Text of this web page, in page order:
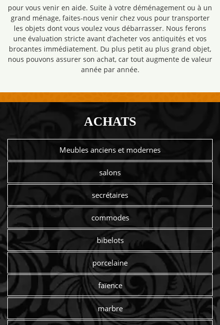
pour vous venir en aide. Suite à votre déménagement ou à un
grand ménage, faites-nous venir chez vous pour transporter
les objets dont vous voulez vous débarrasser. Nous ferons
une évaluation stricte avant d’acheter vos antiquités et vos
brocantes immédiatement. Du plus petit au plus grand objet,
nous pouvons assurer son achat, car tout augmente de valeur
année par année.
ACHATS
Meubles anciens et modernes
salons
secrétaires
commodes
bibelots
porcelaine
faïence
marbre